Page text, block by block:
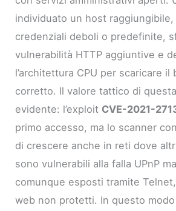
individuato un host
credenziali deboli o predefinite,
vulnerabilità HTTP aggiuntive e
l’architettura CPU per scaricare il
corretto. Il valore tattico di
evidente: l’exploit CVE-2021-
primo accesso, ma lo scanner
di crescere anche in reti dove
sono vulnerabili alla falla UPnP
comunque esposti tramite
web non protetti. In questo modo